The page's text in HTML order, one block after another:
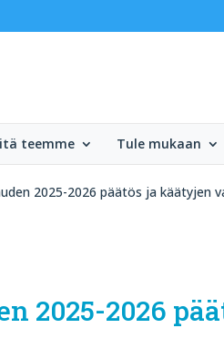
teemme Tule mukaan
2025-2026 päätös ja käätyjen
2025-2026